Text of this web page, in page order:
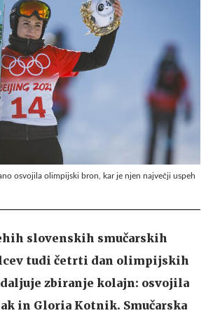
osvojila olimpijski bron, kar je njen največji uspeh
slovenskih smučarskih
tudi četrti dan olimpijskih
zbiranje kolajn: osvojila
in Gloria Kotnik. Smučarska